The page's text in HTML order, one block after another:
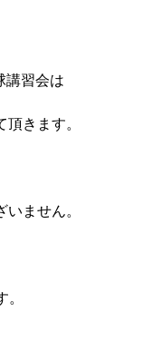
講習会は
きます。
ません。